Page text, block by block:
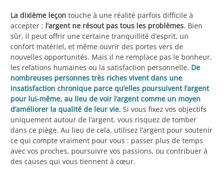
La dixième leçon touche à une réalité parfois difficile à
accepter : l’argent ne résout pas tous les problèmes. Bien
sûr, il peut offrir une certaine tranquillité d’esprit, un
confort matériel, et même ouvrir des portes vers de
nouvelles opportunités. Mais il ne remplace pas le bonheur,
les relations humaines ou la satisfaction personnelle. De
nombreuses personnes très riches vivent dans une
insatisfaction chronique parce qu’elles poursuivent l’argent
pour lui-même, au lieu de voir l’argent comme un moyen
d’améliorer la qualité de leur vie. Si vous fixez vos objectifs
uniquement autour de l’argent, vous risquez de tomber
dans ce piège. Au lieu de cela, utilisez l’argent pour soutenir
ce qui compte vraiment pour vous : passer plus de temps
avec vos proches, poursuivre vos passions, ou contribuer à
des causes qui vous tiennent à cœur.